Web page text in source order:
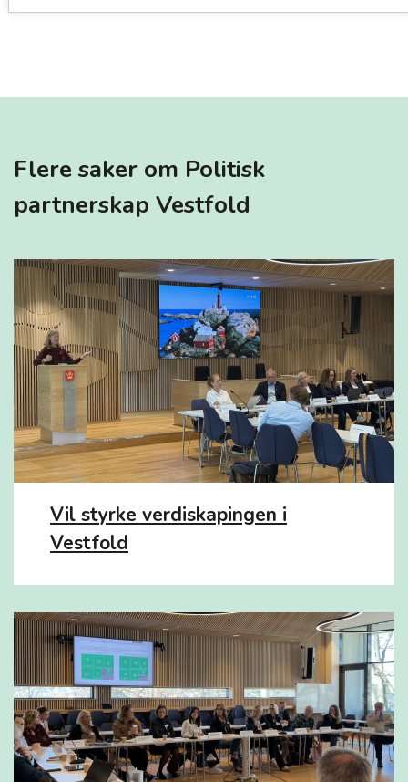
Flere saker om Politisk
partnerskap Vestfold
Vil styrke verdiskapingen i
Vestfold